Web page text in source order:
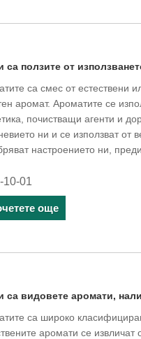
са ползите от
са смес от естествени
аромат. Ароматите се
почистващи агенти и
ни и се използват от
настроението ни,
10-01
още
са видовете аромати,
са широко
аромати се извличат